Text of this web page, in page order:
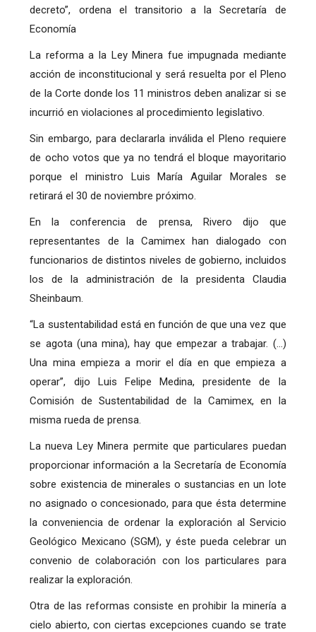
decreto”, ordena el transitorio a la Secretaría de
Economía
La reforma a la Ley Minera fue impugnada mediante
acción de inconstitucional y será resuelta por el Pleno
de la Corte donde los 11 ministros deben analizar si se
incurrió en violaciones al procedimiento legislativo.
Sin embargo, para declararla inválida el Pleno requiere
de ocho votos que ya no tendrá el bloque mayoritario
porque el ministro Luis María Aguilar Morales se
retirará el 30 de noviembre próximo.
En la conferencia de prensa, Rivero dijo que
representantes de la Camimex han dialogado con
funcionarios de distintos niveles de gobierno, incluidos
los de la administración de la presidenta Claudia
Sheinbaum.
“La sustentabilidad está en función de que una vez que
se agota (una mina), hay que empezar a trabajar. (…)
Una mina empieza a morir el día en que empieza a
operar”, dijo Luis Felipe Medina, presidente de la
Comisión de Sustentabilidad de la Camimex, en la
misma rueda de prensa.
La nueva Ley Minera permite que particulares puedan
proporcionar información a la Secretaría de Economía
sobre existencia de minerales o sustancias en un lote
no asignado o concesionado, para que ésta determine
la conveniencia de ordenar la exploración al Servicio
Geológico Mexicano (SGM), y éste pueda celebrar un
convenio de colaboración con los particulares para
realizar la exploración.
Otra de las reformas consiste en prohibir la minería a
cielo abierto, con ciertas excepciones cuando se trate